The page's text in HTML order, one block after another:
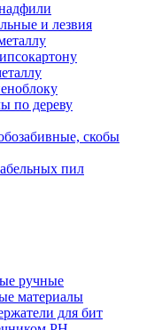
и лезвия
по дереву
скобы
пил
ручные
материалы
для бит